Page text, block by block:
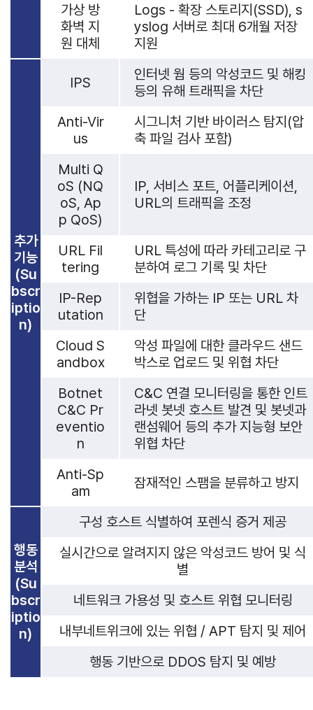
가상 방
화벽 지
원 대체
Logs - 확장 스토리지(SSD), s
yslog 서버로 최대 6개월 저장
지원
추가
기능
(Su
bscr
iptio
n)
IPS
인터넷 웜 등의 악성코드 및 해킹
등의 유해 트래픽을 차단
Anti-Vir
us
시그니처 기반 바이러스 탐지(압
축 파일 검사 포함)
Multi Q
oS (NQ
oS, Ap
p QoS)
IP, 서비스 포트, 어플리케이션,
URL의 트래픽을 조정
URL Fil
tering
URL 특성에 따라 카테고리로 구
분하여 로그 기록 및 차단
IP-Rep
utation
위협을 가하는 IP 또는 URL 차
단
Cloud S
andbox
악성 파일에 대한 클라우드 샌드
박스로 업로드 및 위협 차단
Botnet
C&C Pr
eventio
n
C&C 연결 모니터링을 통한 인트
라넷 봇넷 호스트 발견 및 봇넷과
랜섬웨어 등의 추가 지능형 보안
위협 차단
Anti-Sp
am
잠재적인 스팸을 분류하고 방지
행동
분석
(Su
bscr
iptio
n)
구성 호스트 식별하여 포렌식 증거 제공
실시간으로 알려지지 않은 악성코드 방어 및 식
별
네트워크 가용성 및 호스트 위협 모니터링
내부네트위크에 있는 위협 / APT 탐지 및 제어
행동 기반으로 DDOS 탐지 및 예방